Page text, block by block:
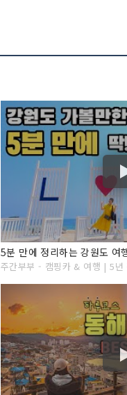
주간부부 - 캠핑카 & 여행 | 5년